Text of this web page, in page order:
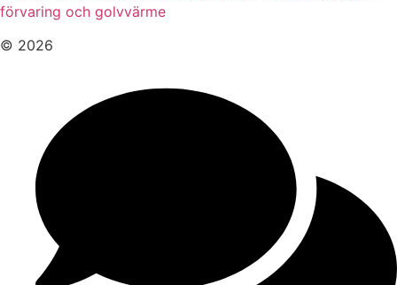
förvaring och golvvärme
© 2026